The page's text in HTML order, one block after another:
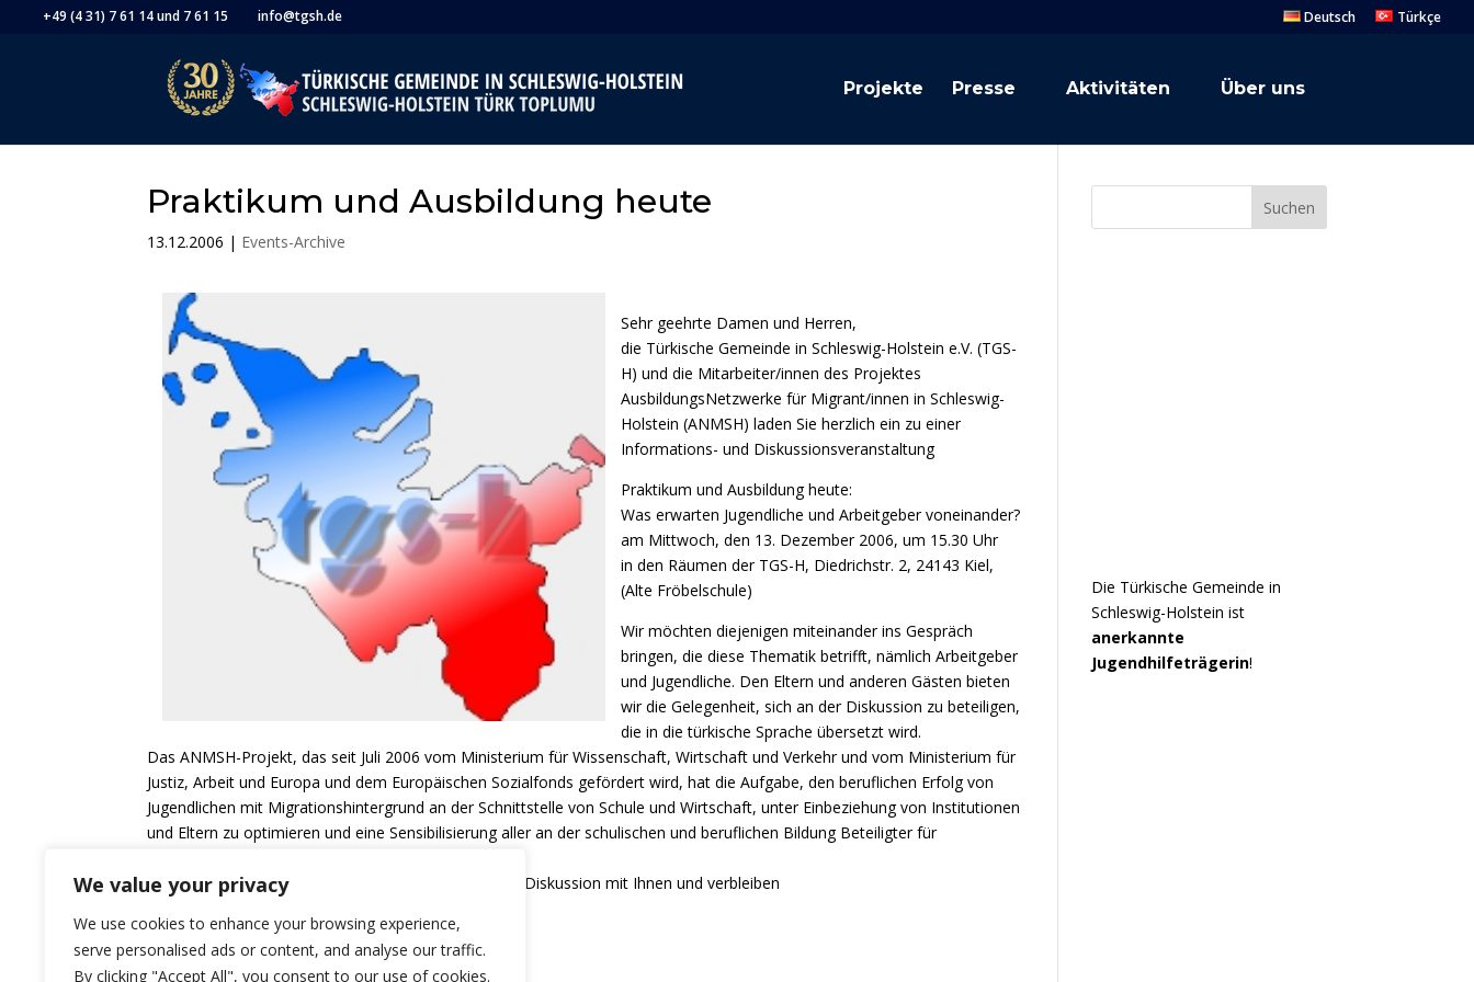
We value your privacy
We use cookies to enhance your browsing experience,
serve personalised ads or content, and analyse our traffic.
By clicking "Accept All", you consent to our use of cookies.
+49 (4 31) 7 61 14 und 7 61 15 info@tgsh.de Deutsch Türkçe
Projekte Presse Aktivitäten Über uns
Praktikum und Ausbildung heute
13.12.2006 | Events-Archive
Sehr geehrte Damen und Herren,
die Türkische Gemeinde in Schleswig-Holstein e.V. (TGS-
H) und die Mitarbeiter/innen des Projektes
AusbildungsNetzwerke für Migrant/innen in Schleswig-
Holstein (ANMSH) laden Sie herzlich ein zu einer
Informations- und Diskussionsveranstaltung
Praktikum und Ausbildung heute:
Was erwarten Jugendliche und Arbeitgeber voneinander?
am Mittwoch, den 13. Dezember 2006, um 15.30 Uhr
in den Räumen der TGS-H, Diedrichstr. 2, 24143 Kiel,
(Alte Fröbelschule)
Wir möchten diejenigen miteinander ins Gespräch
bringen, die diese Thematik betrifft, nämlich Arbeitgeber
und Jugendliche. Den Eltern und anderen Gästen bieten
wir die Gelegenheit, sich an der Diskussion zu beteiligen,
die in die türkische Sprache übersetzt wird.
Das ANMSH-Projekt, das seit Juli 2006 vom Ministerium für Wissenschaft, Wirtschaft und Verkehr und vom Ministerium für
Justiz, Arbeit und Europa und dem Europäischen Sozialfonds gefördert wird, hat die Aufgabe, den beruflichen Erfolg von
Jugendlichen mit Migrationshintergrund an der Schnittstelle von Schule und Wirtschaft, unter Einbeziehung von Institutionen
und Eltern zu optimieren und eine Sensibilisierung aller an der schulischen und beruflichen Bildung Beteiligter für
Wir freuen uns auf eine interessante Begegnung und Diskussion mit Ihnen und verbleiben
Dr. Cebel Küçükkaraca
Landesvorsitzender
Suchen
Die Türkische Gemeinde in
Schleswig-Holstein ist
anerkannte
Jugendhilfeträgerin!